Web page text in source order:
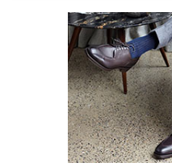
#КОЖАНАЯОБУВЬ
#ЛОФЕРЫ
#НЕМЕЦКАЯОБУВЬ
#ОБУВЬВКИНО
#ОКСФОРДЫ
#ПРОИЗВОДСТВО
#ЖЕНСКАЯОБУВЬ